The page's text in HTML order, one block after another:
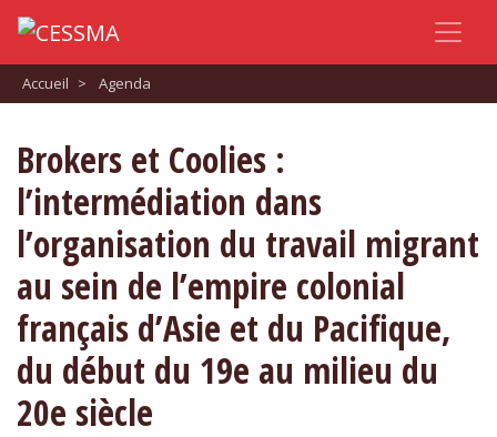
Accueil > Agenda
Brokers et Coolies :
l’intermédiation dans
l’organisation du travail migrant
au sein de l’empire colonial
français d’Asie et du Pacifique,
du début du 19e au milieu du
20e siècle